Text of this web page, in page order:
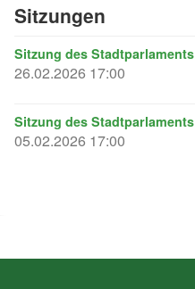
Sitzungen
Sitzung des Stadtparlaments
26.02.2026 17:00
Sitzung des Stadtparlaments
05.02.2026 17:00